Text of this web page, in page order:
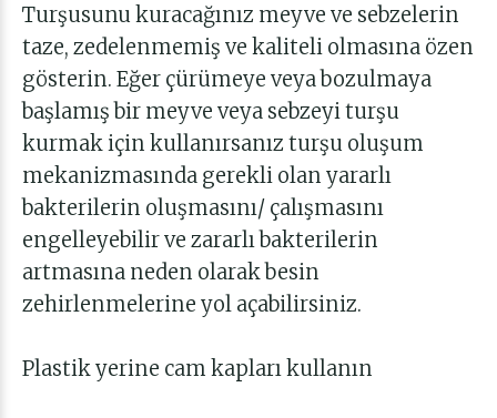
Turşusunu kuracağınız meyve ve sebzelerin
taze, zedelenmemiş ve kaliteli olmasına özen
gösterin. Eğer çürümeye veya bozulmaya
başlamış bir meyve veya sebzeyi turşu
kurmak için kullanırsanız turşu oluşum
mekanizmasında gerekli olan yararlı
bakterilerin oluşmasını/ çalışmasını
engelleyebilir ve zararlı bakterilerin
artmasına neden olarak besin
zehirlenmelerine yol açabilirsiniz.
Plastik yerine cam kapları kullanın